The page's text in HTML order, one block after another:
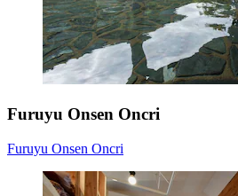
Furuyu Onsen Oncri
Furuyu Onsen Oncri